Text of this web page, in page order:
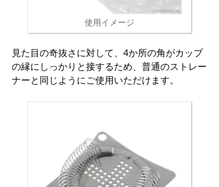
使用イメージ
見た目の奇抜さに対して、4か所の角がカップ
の縁にしっかりと接するため、普通のストレー
ナーと同じようにご使用いただけます。